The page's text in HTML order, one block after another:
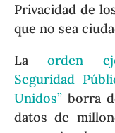
Privacidad de
que no sea
Laorden
Seguridad
Unidos” borra
datos de